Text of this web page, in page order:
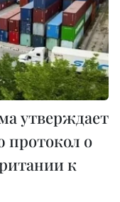
утверждает
о
к